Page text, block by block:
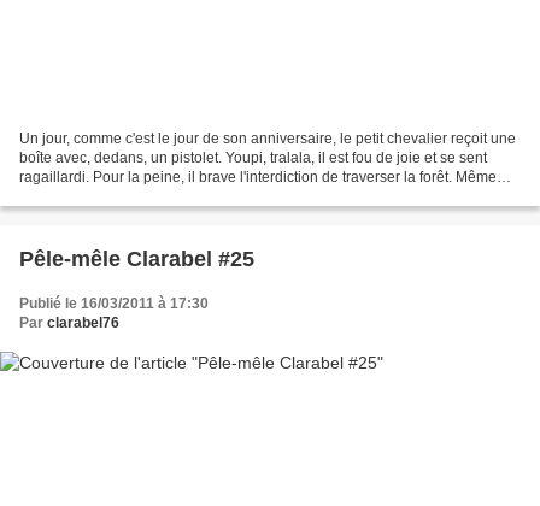
Un jour, comme c'est le jour de son anniversaire, le petit chevalier reçoit une
boîte avec, dedans, un pistolet. Youpi, tralala, il est fou de joie et se sent
ragaillardi. Pour la peine, il brave l'interdiction de traverser la forêt. Même
Pêle-mêle Clarabel #25
Publié le 16/03/2011 à 17:30
Par clarabel76